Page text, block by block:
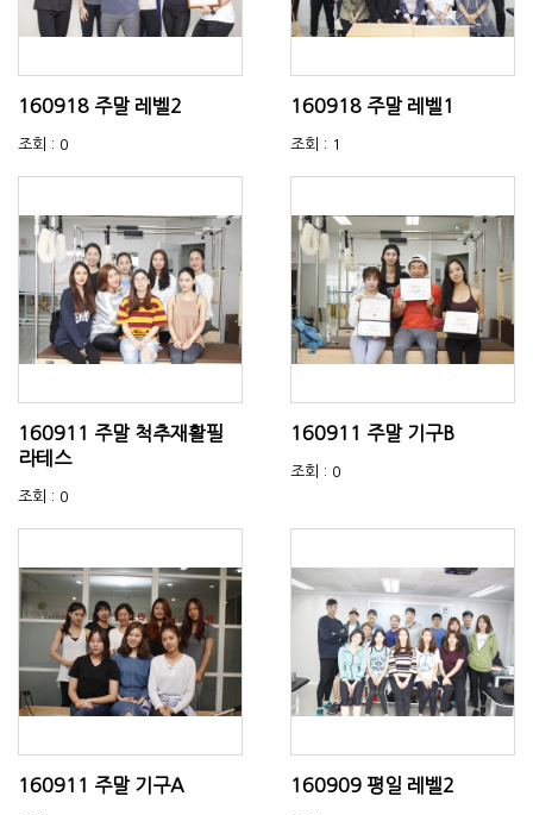
160918 주말 레벨2
조회 : 0
160918 주말 레벨1
조회 : 1
160911 주말 척추재활필
라테스
조회 : 0
160911 주말 기구B
조회 : 0
160911 주말 기구A 160909 평일 레벨2